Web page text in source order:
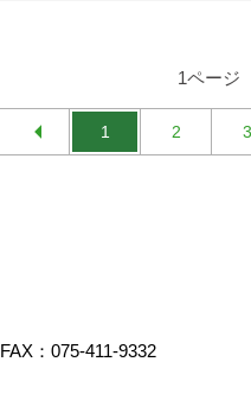
1ページ
1 2 3
FAX：075-411-9332